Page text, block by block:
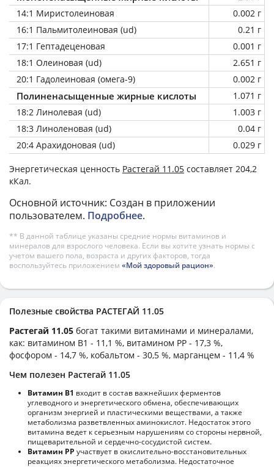
14:1 Миристолеиновая
0.002 г
16:1 Пальмитолеиновая (ud)
0.21 г
17:1 Гептадеценовая
0.001 г
18:1 Олеиновая (ud)
2.651 г
20:1 Гадолеиновая (омега-9)
0.002 г
Полиненасыщенные жирные кислоты
1.071 г
18:2 Линолевая (ud)
1.003 г
18:3 Линоленовая (ud)
0.04 г
20:4 Арахидоновая (ud)
0.029 г
Энергетическая ценность Растегай 11.05 составляет 204,2
кКал.
Основной источник: Создан в приложении
пользователем. Подробнее.
** В данной таблице указаны средние нормы витаминов и
минералов для взрослого человека. Если вы хотите узнать нормы с
учетом вашего пола, возраста и других факторов, тогда
воспользуйтесь приложением «Мой здоровый рацион».
Полезные свойства РАСТЕГАЙ 11.05
Растегай 11.05 богат такими витаминами и минералами,
как: витамином B1 - 11,1 %, витамином PP - 17,3 %,
фосфором - 14,7 %, кобальтом - 30,5 %, марганцем - 11,4 %
Чем полезен Растегай 11.05
Витамин В1 входит в состав важнейших ферментов
углеводного и энергетического обмена, обеспечивающих
организм энергией и пластическими веществами, а также
метаболизма разветвленных аминокислот. Недостаток этого
витамина ведет к серьезным нарушениям со стороны нервной,
пищеварительной и сердечно-сосудистой систем.
Витамин РР участвует в окислительно-восстановительных
реакциях энергетического метаболизма. Недостаточное